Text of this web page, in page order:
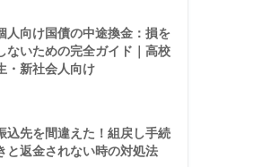
人向け国債の中途換金：損を
ないための完全ガイド｜高校
・新社会人向け
込先を間違えた！組戻し手続
と返金されない時の対処法